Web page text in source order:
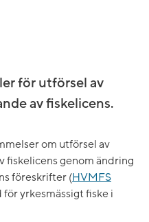
för utförsel av
av fiskelicens.
om utförsel av
fiskelicens genom ändring
föreskrifter (HVMFS
yrkesmässigt fiske i